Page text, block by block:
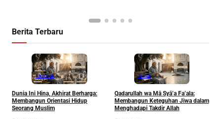
Berita Terbaru
Khazanah
Dunia Ini Hina, Akhirat Berharga:
Membangun Orientasi Hidup
Seorang Muslim
Ibadah
Qadarullah wa Mā Syā’a Fa’ala:
Membangun Keteguhan Jiwa dalam
Menghadapi Takdir Allah